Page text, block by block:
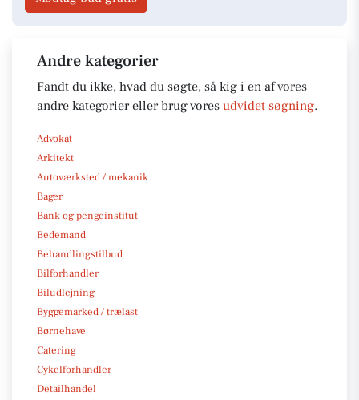
Andre kategorier
Fandt du ikke, hvad du søgte, så kig i en af vores
andre kategorier eller brug vores udvidet søgning.
Advokat
Arkitekt
Autoværksted / mekanik
Bager
Bank og pengeinstitut
Bedemand
Behandlingstilbud
Bilforhandler
Biludlejning
Byggemarked / trælast
Børnehave
Catering
Cykelforhandler
Detailhandel